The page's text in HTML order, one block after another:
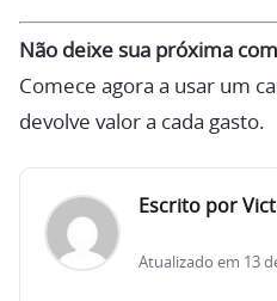
Não deixe sua próxima
Comece agora a usar um
devolve valor a cada gasto.
Escrito por
Atualizado em 13